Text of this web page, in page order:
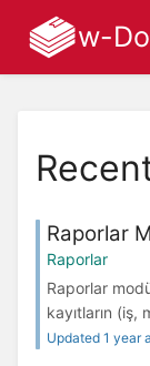
w-
Raporlar
Raporlar
Raporlar
kayıtların
Updated 1 year